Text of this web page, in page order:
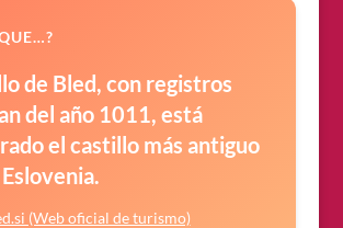
de Bled, con registros
del año 1011, está
el castillo más antiguo
(Web oficial de turismo)